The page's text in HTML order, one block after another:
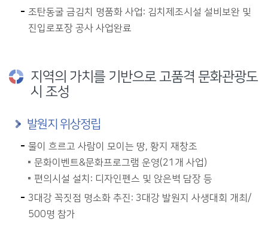
조탄동굴 금김치 명품화 사업: 김치제조시설 설비보완 및
진입로포장 공사 사업완료
지역의 가치를 기반으로 고품격 문화관광도
시 조성
발원지 위상정립
물이 흐르고 사람이 모이는 땅, 황지 재창조
문화이벤트&문화프로그램 운영(21개 사업)
편의시설 설치: 디자인펜스 및 앉은벽 담장 등
3대강 꼭짓점 명소화 추진: 3대강 발원지 사생대회 개최/
500명 참가